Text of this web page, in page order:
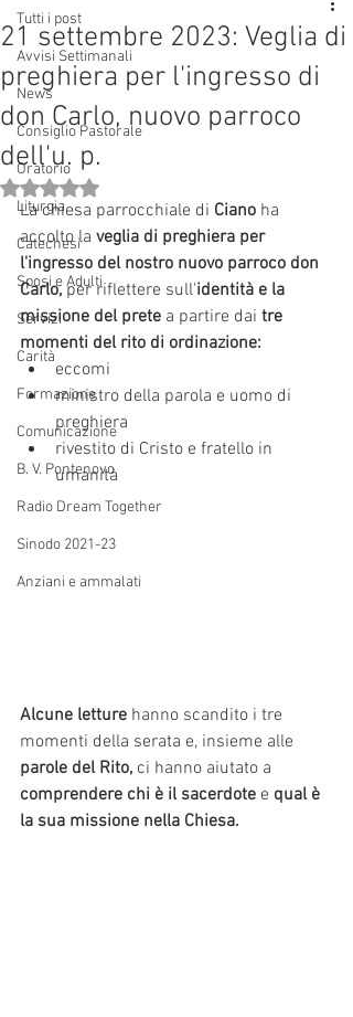
Tutti i post
Avvisi Settimanali
News
Consiglio Pastorale
Oratorio
Liturgia
Catechesi
Sposi e Adulti
Servizi
Carità
Formazione
Comunicazione
B. V. Pontenovo
Radio Dream Together
Sinodo 2021-23
Anziani e ammalati
21 settembre 2023: Veglia di
preghiera per l'ingresso di
don Carlo, nuovo parroco
dell'u. p.
Valutazione NaN stelle su 5.
La chiesa parrocchiale di Ciano ha
accolto la veglia di preghiera per
l'ingresso del nostro nuovo parroco don
Carlo, per riflettere sull'identità e la
missione del prete a partire dai tre
momenti del rito di ordinazione:
eccomi
ministro della parola e uomo di
preghiera
rivestito di Cristo e fratello in
umanità
Alcune letture hanno scandito i tre
momenti della serata e, insieme alle
parole del Rito, ci hanno aiutato a
comprendere chi è il sacerdote e qual è
la sua missione nella Chiesa.